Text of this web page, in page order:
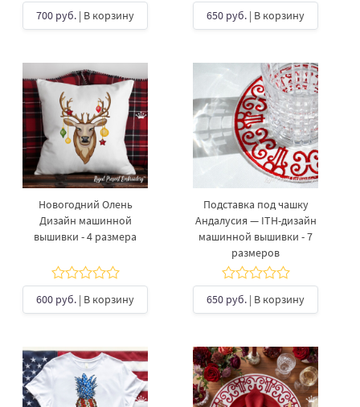
700 руб. | В корзину 650 руб. | В корзину
Новогодний Олень
Дизайн машинной
вышивки - 4 размера
600 руб. | В корзину
Подставка под чашку
Андалусия — ITH-дизайн
машинной вышивки - 7
размеров
650 руб. | В корзину